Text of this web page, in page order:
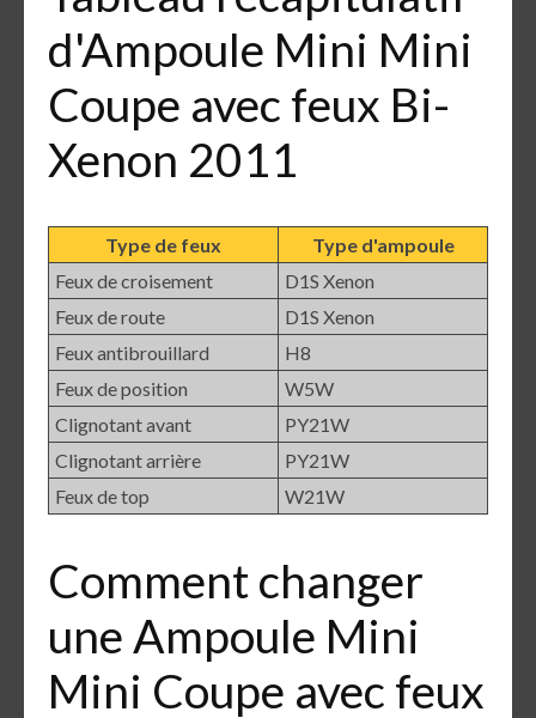
d'Ampoule Mini Mini
Coupe avec feux Bi-
Xenon 2011
Type de feux
Type d'ampoule
Feux de croisement
D1S Xenon
Feux de route
D1S Xenon
Feux antibrouillard
H8
Feux de position
W5W
Clignotant avant
PY21W
Clignotant arrière
PY21W
Feux de top
W21W
Comment changer
une Ampoule Mini
Mini Coupe avec feux